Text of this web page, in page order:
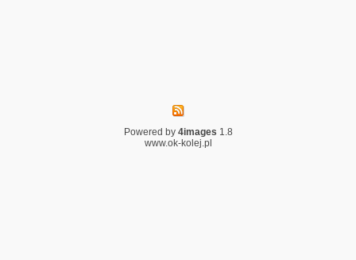
Powered by 4images 1.8
www.ok-kolej.pl